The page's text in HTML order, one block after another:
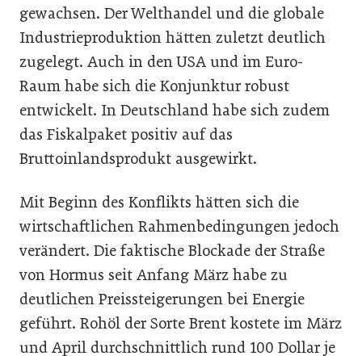
gewachsen. Der Welthandel und die globale
Industrieproduktion hätten zuletzt deutlich
zugelegt. Auch in den USA und im Euro-
Raum habe sich die Konjunktur robust
entwickelt. In Deutschland habe sich zudem
das Fiskalpaket positiv auf das
Bruttoinlandsprodukt ausgewirkt.
Mit Beginn des Konflikts hätten sich die
wirtschaftlichen Rahmenbedingungen jedoch
verändert. Die faktische Blockade der Straße
von Hormus seit Anfang März habe zu
deutlichen Preissteigerungen bei Energie
geführt. Rohöl der Sorte Brent kostete im März
und April durchschnittlich rund 100 Dollar je